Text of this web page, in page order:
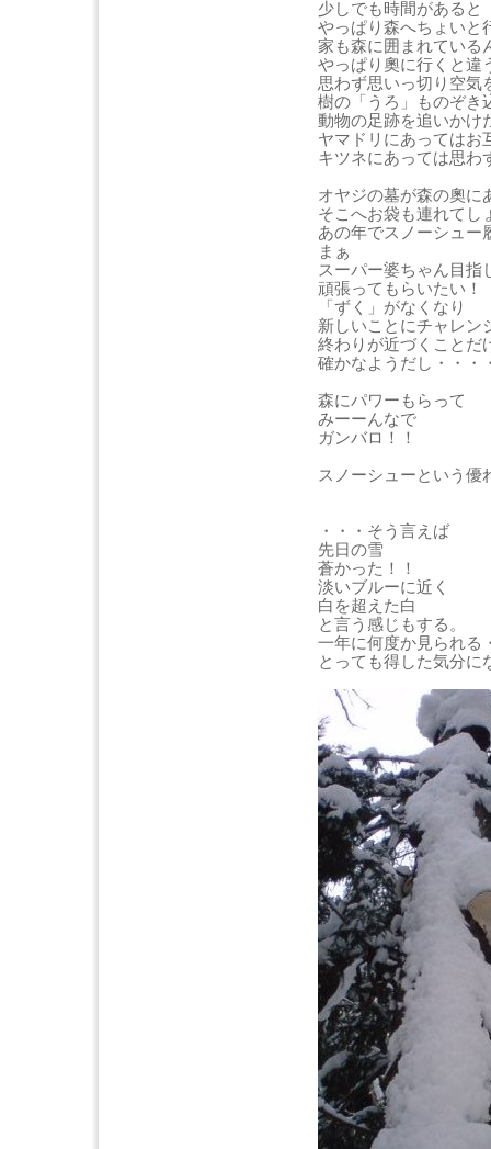
少しでも時間があると
やっぱり森へちょいと
家も森に囲まれている
やっぱり奧に行くと違
思わず思いっ切り空気
樹の「うろ」ものぞき
動物の足跡を追いかけ
ヤマドリにあってはお
キツネにあっては思わ
オヤジの墓が森の奧に
そこへお袋も連れてし
あの年でスノーシュー
まぁ
スーパー婆ちゃん目指
頑張ってもらいたい！
「ずく」がなくなり
新しいことにチャレン
終わりが近づくことだ
確かなようだし・・・
森にパワーもらって
みーーんなで
ガンバロ！！
スノーシューという優
・・・そう言えば
先日の雪
蒼かった！！
淡いブルーに近く
白を超えた白
と言う感じもする。
一年に何度か見られる
とっても得した気分に